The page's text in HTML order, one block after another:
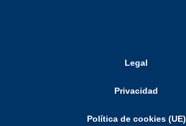
Legal
Privacidad
Política de cookies (UE)